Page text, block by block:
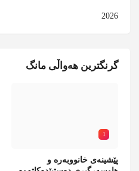
2026
گرنگترین هەواڵی مانگ
1
پێشینەی خانووبەرە و